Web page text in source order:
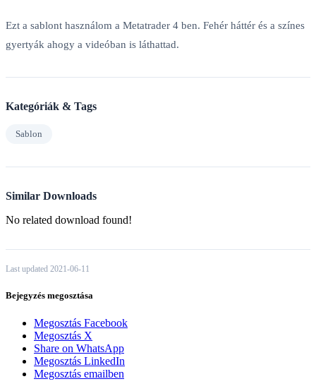
Ezt a sablont használom a Metatrader 4 ben. Fehér háttér és a színes
gyertyák ahogy a videóban is láthattad.
Kategóriák & Tags
Sablon
Similar Downloads
No related download found!
Last updated 2021-06-11
Bejegyzés megosztása
Megosztás Facebook
Megosztás X
Share on WhatsApp
Megosztás LinkedIn
Megosztás emailben